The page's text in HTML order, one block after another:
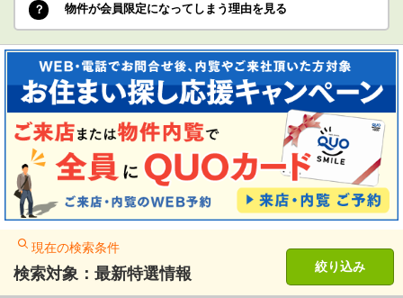
物件が会員限定になってしまう理由を見る
現在の検索条件
検索対象：最新特選情報 絞り込み